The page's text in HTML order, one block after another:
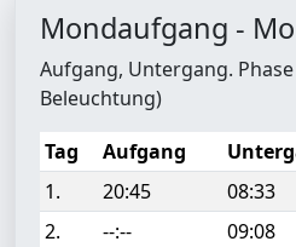
Mondaufgang -
Aufgang, Untergang.
Beleuchtung)
Tag
Aufgang
1.
20:45 08:33
2.
--:-- 09:08